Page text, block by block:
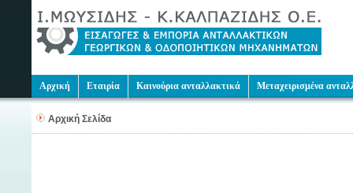
Αρχική Εταιρία Καινούρια ανταλλακτικά Μεταχειρισμένα
Αρχική Σελίδα